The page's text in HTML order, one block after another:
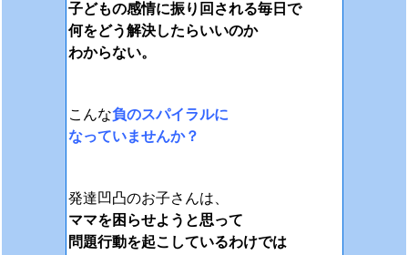
子どもの感情に振り回される毎日で
何をどう解決したらいいのか
わからない。
こんな負のスパイラルに
なっていませんか？
発達凹凸のお子さんは、
ママを困らせようと思って
問題行動を起こしているわけでは